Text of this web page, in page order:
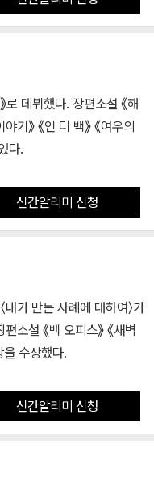
데뷔했다. 장편소설 《해
기》 《인 더 백》 《여우의
다.
신간알리미 신청
가 만든 사례에 대하여〉가
소설 《백 오피스》 《새벽
을 수상했다.
신간알리미 신청